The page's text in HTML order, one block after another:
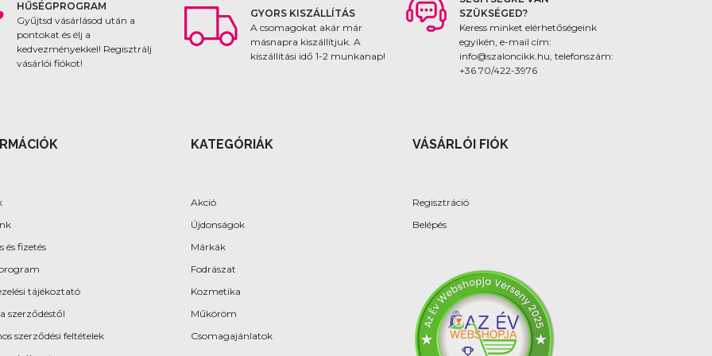
HŰSÉGPROGRAM
Gyűjtsd vásárlásod után a
pontokat és élj a
kedvezményekkel! Regisztrálj
vásárlói fiókot!
GYORS KISZÁLLÍTÁS
A csomagokat akár már
másnapra kiszállítjuk. A
kiszállítási idő 1-2 munkanap!
SZÜKSÉGED?
Keress minket elérhetőségeink
egyikén, e-mail cím:
info@szaloncikk.hu, telefonszám:
+36 70/422-3976
és fizetés
tájékoztató
szerződéstől
szerződési feltételek
KATEGÓRIÁK
Akció
Újdonságok
Márkák
Fodrászat
Kozmetika
Műköröm
Csomagajánlatok
VÁSÁRLÓI FIÓK
Regisztráció
Belépés